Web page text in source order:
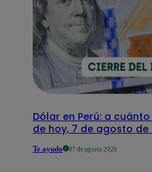
Dólar en Perú: a
de hoy, 7 de agosto de
Te ayudo 07 de agosto 2026